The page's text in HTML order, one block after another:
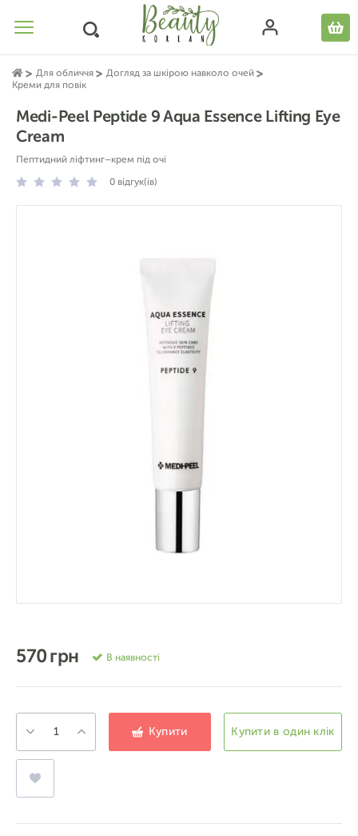
Для обличчя
Догляд за шкірою навколо очей
Креми для повік
Medi-Peel Peptide 9 Aqua Essence Lifting Eye
Cream
Пептидний ліфтинг–крем під очі
0 відгук(ів)
570 грн В наявності
Купити Купити в один клік